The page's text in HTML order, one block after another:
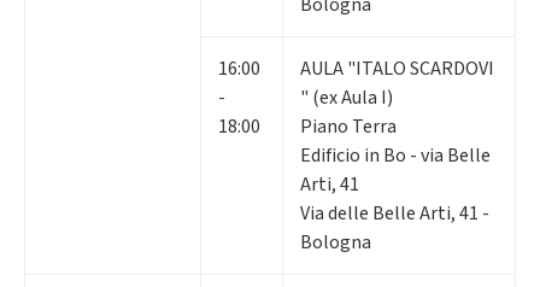
16:00
-
18:00
AULA "ITALO SCARDOVI
" (ex Aula I)
Piano Terra
Edificio in Bo - via Belle
Arti, 41
Via delle Belle Arti, 41 -
Bologna